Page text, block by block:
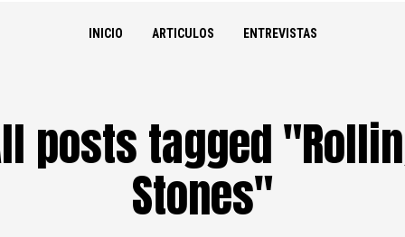
INICIO ARTICULOS ENTREVISTAS
posts tagged
Stones"